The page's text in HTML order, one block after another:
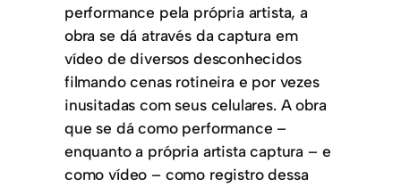
performance pela própria artista, a
obra se dá através da captura em
vídeo de diversos desconhecidos
filmando cenas rotineira e por vezes
inusitadas com seus celulares. A obra
que se dá como performance –
enquanto a própria artista captura – e
como vídeo – como registro dessa